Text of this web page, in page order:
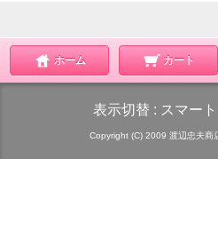
ホーム カート
表示切替 : スマー
Copyright (C) 2009 渡辺忠夫商